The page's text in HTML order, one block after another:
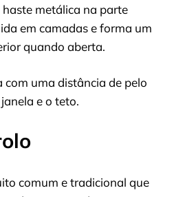
metálica na parte
em camadas e forma um
quando aberta.
com uma distância de pelo
e o teto.
comum e tradicional que